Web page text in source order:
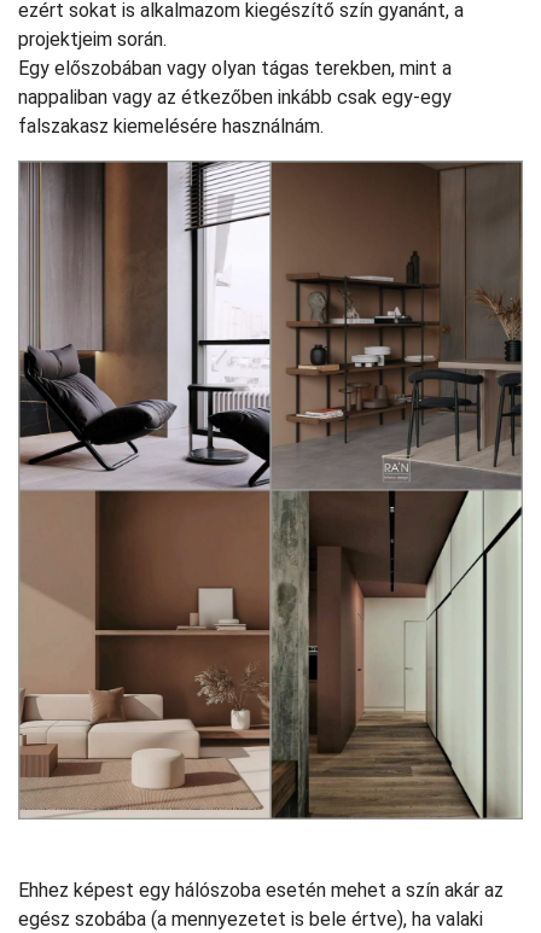
ezért sokat is alkalmazom kiegészítő szín gyanánt, a
projektjeim során.
Egy előszobában vagy olyan tágas terekben, mint a
nappaliban vagy az étkezőben inkább csak egy-egy
falszakasz kiemelésére használnám.
Ehhez képest egy hálószoba esetén mehet a szín akár az
egész szobába (a mennyezetet is bele értve), ha valaki